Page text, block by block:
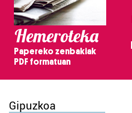
Hemeroteka
Papereko zenbakiak
PDF formatuan
Gipuzkoa